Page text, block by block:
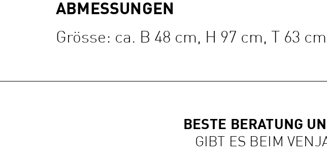
ABMESSUNGEN
Grösse: ca. B 48 cm, H 97 cm, T 63
BESTE BERATUNG
GIBT ES BEIM